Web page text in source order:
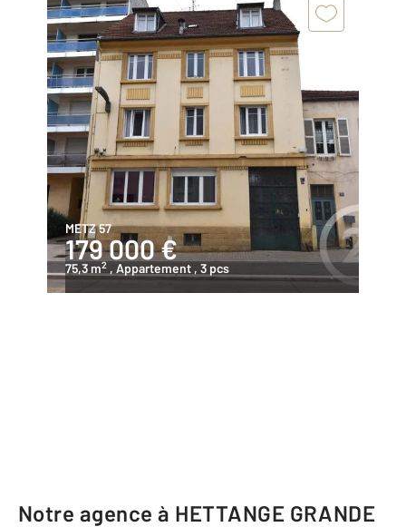
METZ 57
179 000 €
75,3 m2 , Appartement , 3 pcs
Notre agence à HETTANGE GRANDE